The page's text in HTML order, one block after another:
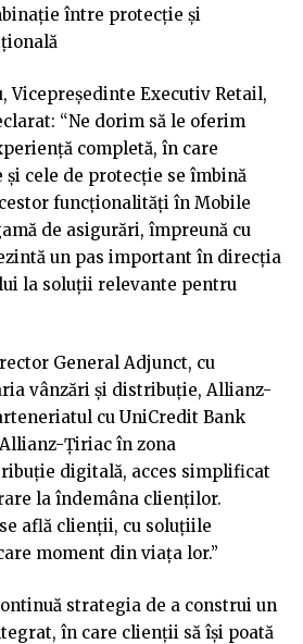
între protecție și
Vicepreședinte Executiv Retail,
“Ne dorim să le oferim
completă, în care
cele de protecție se îmbină
funcționalități în Mobile
de asigurări, împreună cu
un pas important în direcția
la soluții relevante pentru
General Adjunct, cu
vânzări și distribuție, Allianz-
cu UniCredit Bank
Țiriac în zona
digitală, acces simplificat
la îndemâna clienților.
află clienții, cu soluțiile
moment din viața lor.”
strategia de a construi un
în care clienții să își poată